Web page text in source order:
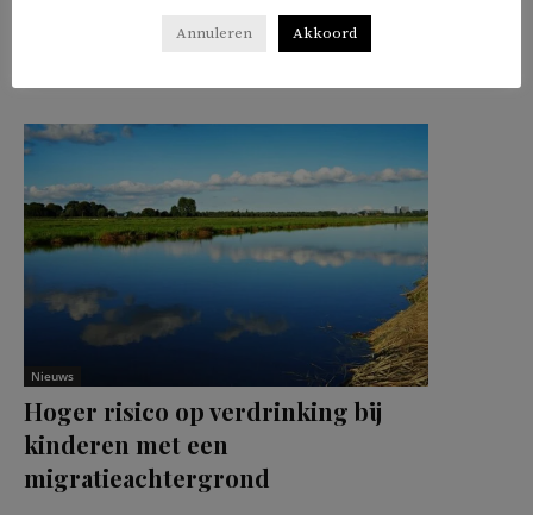
Delen 𝕏 f in
Nieuws
Hoger risico op verdrinking bij
kinderen met een
migratieachtergrond
Annuleren Akkoord